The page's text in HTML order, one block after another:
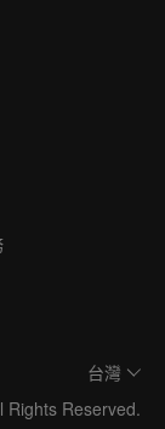
台灣
Rights Reserved.